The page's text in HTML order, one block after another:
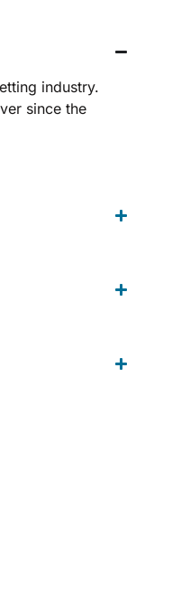
industry.
since the